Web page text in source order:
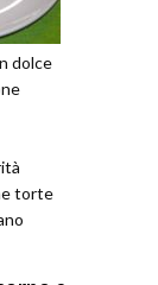
dolce
torte